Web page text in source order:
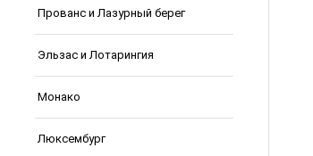
Прованс и Лазурный берег
Эльзас и Лотарингия
Монако
Люксембург